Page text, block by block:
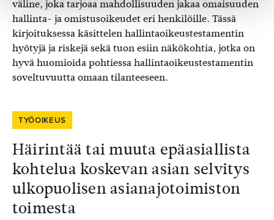
väline, joka tarjoaa mahdollisuuden jakaa omaisuuden
hallinta- ja omistusoikeudet eri henkilöille. Tässä
kirjoituksessa käsittelen hallintaoikeustestamentin
hyötyjä ja riskejä sekä tuon esiin näkökohtia, jotka on
hyvä huomioida pohtiessa hallintaoikeustestamentin
soveltuvuutta omaan tilanteeseen.
TYÖOIKEUS
Häirintää tai muuta epäasiallista
kohtelua koskevan asian selvitys
ulkopuolisen asianajotoimiston
toimesta